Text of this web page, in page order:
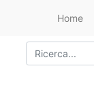
Home